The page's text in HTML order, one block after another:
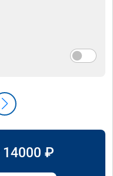
14000 ₽